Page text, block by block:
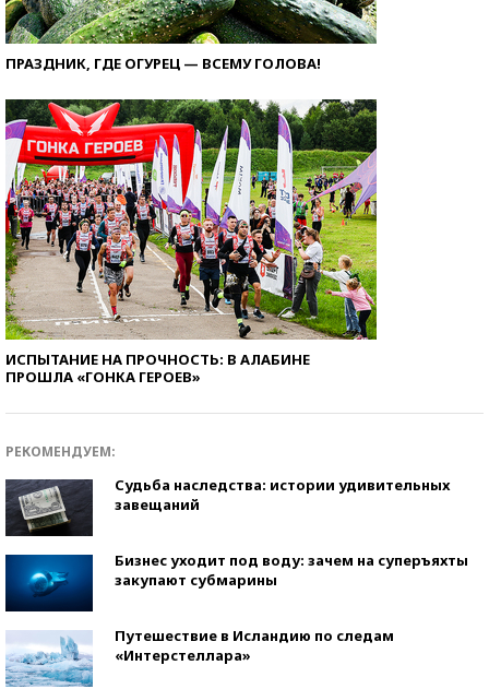
ПРАЗДНИК, ГДЕ ОГУРЕЦ — ВСЕМУ ГОЛОВА!
ИСПЫТАНИЕ НА ПРОЧНОСТЬ: В АЛАБИНЕ
ПРОШЛА «ГОНКА ГЕРОЕВ»
РЕКОМЕНДУЕМ:
Судьба наследства: истории удивительных
завещаний
Бизнес уходит под воду: зачем на суперъяхты
закупают субмарины
Путешествие в Исландию по следам
«Интерстеллара»